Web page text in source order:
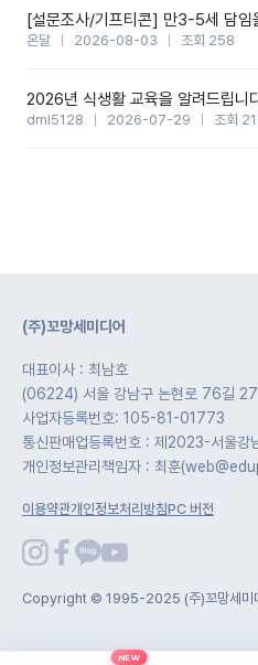
온달 2026-08-03 조회 258
2026년 식생활 교육을 알려드립니
dml5128 2026-07-29 조회
(주)꼬망세미디어
대표이사 : 최남호
(06224) 서울 강남구 논현로 76길 27
사업자등록번호: 105-81-01773
통신판매업등록번호 : 제2023-서울강
개인정보관리책임자 : 최훈
이용약관개인정보처리방침PC 버전
Copyright © 1995-2025 (주)꼬망세
NEW